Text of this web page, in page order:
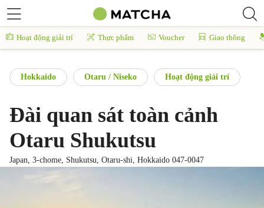
Hoạt động giải trí Thực phẩm Voucher Giao thông
Hokkaido Otaru / Niseko Hoạt động giải trí
Đài quan sát toàn cảnh
Otaru Shukutsu
Japan, 3-chome, Shukutsu, Otaru-shi, Hokkaido 047-0047